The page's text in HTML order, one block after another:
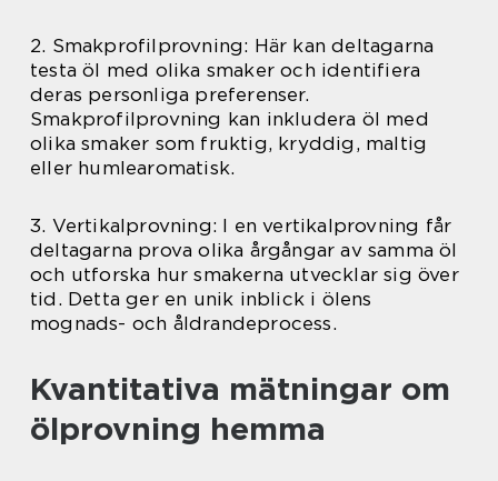
2. Smakprofilprovning: Här kan deltagarna
testa öl med olika smaker och identifiera
deras personliga preferenser.
Smakprofilprovning kan inkludera öl med
olika smaker som fruktig, kryddig, maltig
eller humlearomatisk.
3. Vertikalprovning: I en vertikalprovning får
deltagarna prova olika årgångar av samma öl
och utforska hur smakerna utvecklar sig över
tid. Detta ger en unik inblick i ölens
mognads- och åldrandeprocess.
Kvantitativa mätningar om
ölprovning hemma